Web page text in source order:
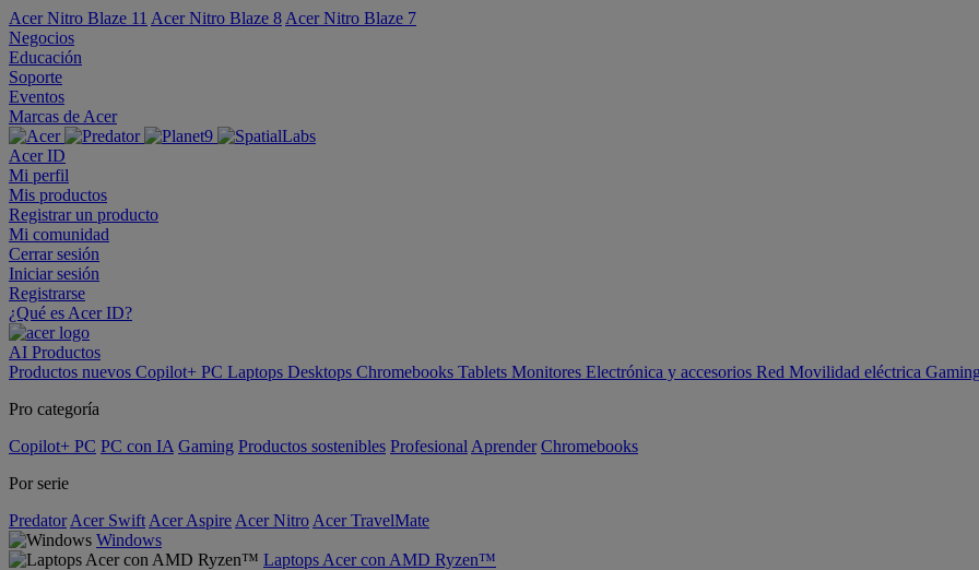
Acer Nitro Blaze 11 Acer Nitro Blaze 8 Acer Nitro Blaze 7
Negocios
Educación
Soporte
Eventos
Marcas de Acer
Acer ID
Mi perfil
Mis productos
Registrar un producto
Mi comunidad
Cerrar sesión
Iniciar sesión
Registrarse
¿Qué es Acer ID?
AI Productos
Productos nuevos Copilot+ PC Laptops Desktops Chromebooks Tablets Monitores Electrónica y accesorios Red Movilidad eléctrica
Pro categoría
Copilot+ PC PC con IA Gaming Productos sostenibles Profesional Aprender Chromebooks
Por serie
Predator Acer Swift Acer Aspire Acer Nitro Acer TravelMate
Windows
Laptops Acer con AMD Ryzen™